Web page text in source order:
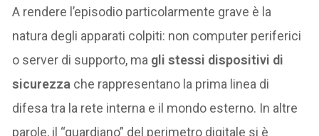
A rendere l’episodio particolarmente grave è la
natura degli apparati colpiti: non computer periferici
o server di supporto, ma gli stessi dispositivi di
sicurezza che rappresentano la prima linea di
difesa tra la rete interna e il mondo esterno. In altre
parole, il “guardiano” del perimetro digitale si è